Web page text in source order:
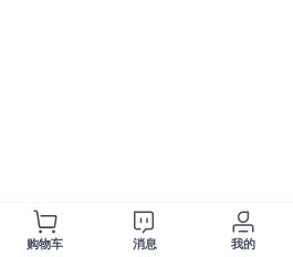
购物车 消息 我的